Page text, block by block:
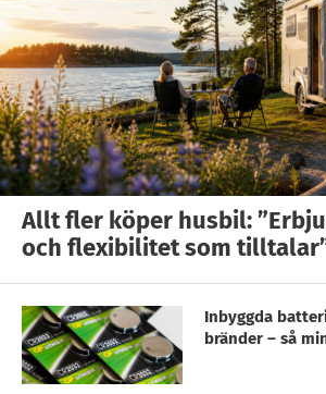
Allt fler köper husbil:
och flexibilitet som
Inbyggda
bränder – så